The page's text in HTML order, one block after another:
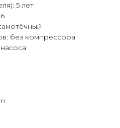
5 лет
без компрессора